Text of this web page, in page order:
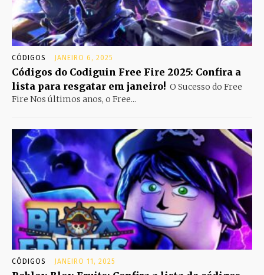
CÓDIGOS JANEIRO 6, 2025
Códigos do Codiguin Free Fire 2025: Confira a
lista para resgatar em janeiro! O Sucesso do Free
Fire Nos últimos anos, o Free...
CÓDIGOS JANEIRO 11, 2025